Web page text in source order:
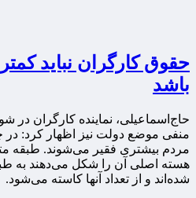
باشد
حاج‌اسماعیلی، نماینده کارگران در
منفی موضع دولت نیز اظهار کرد: در
مردم بیشتری فقیر می‌شوند. طبقه
هسته اصلی آن را شکل می‌دهند به
شده‌اند و از تعداد آنها کاسته می‌شود.